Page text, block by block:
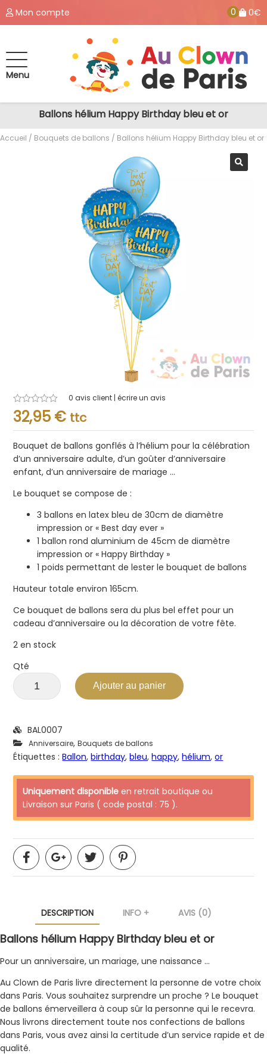
Mon compte 0 0€
Menu
Ballons hélium Happy Birthday bleu et or
Accueil / Bouquets de ballons / Ballons hélium Happy Birthday bleu et or
Note
0.001
sur
0 avis client | écrire un avis
32,95 € ttc
Bouquet de ballons gonflés à l’hélium pour la célébration
d’un anniversaire adulte, d’un goûter d’anniversaire
enfant, d’un anniversaire de mariage …
Le bouquet se compose de :
3 ballons en latex bleu de 30cm de diamètre
impression or « Best day ever »
1 ballon rond aluminium de 45cm de diamètre
impression or « Happy Birthday »
1 poids permettant de lester le bouquet de ballons
Hauteur totale environ 165cm.
Ce bouquet de ballons sera du plus bel effet pour un
cadeau d’anniversaire ou la décoration de votre fête.
2 en stock
Qté
Ajouter au panier
BAL0007
Anniversaire,Bouquets de ballons
Étiquettes :Ballon,birthday,bleu,happy,hélium,or
Uniquement disponible en retrait boutique ou
Livraison sur Paris ( code postal : 75 ).
DESCRIPTION INFO + AVIS (0)
Ballons hélium Happy Birthday bleu et or
Pour un anniversaire, un mariage, une naissance …
Au Clown de Paris livre directement la personne de votre choix
dans Paris. Vous souhaitez surprendre un proche ? Le bouquet
de ballons émerveillera à coup sûr la personne qui le recevra.
Nous livrons directement toute nos confections de ballons
dans Paris, vous avez ainsi la certitude d’un service rapide et de
qualité.